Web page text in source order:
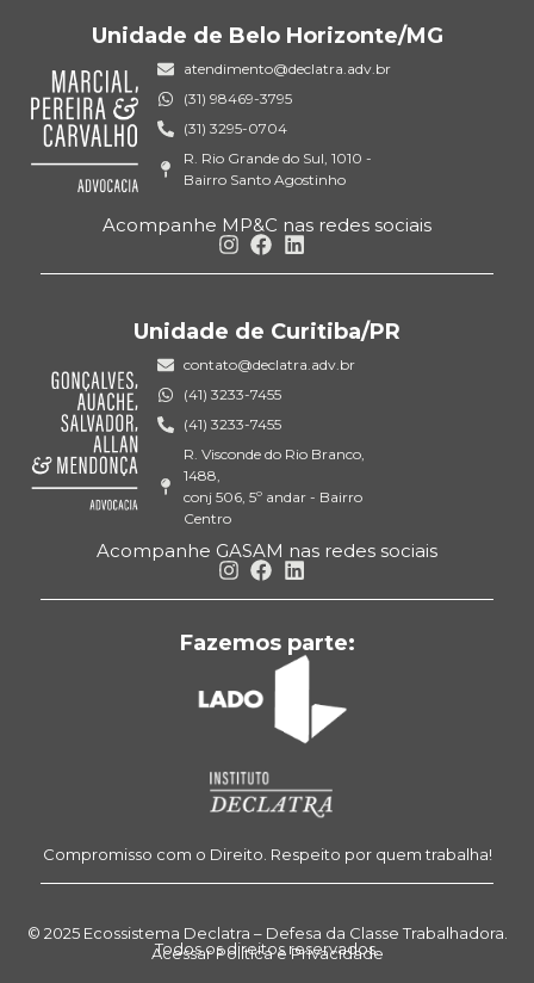
Unidade de Belo Horizonte/MG
atendimento@declatra.adv.br
(31) 98469-3795
(31) 3295-0704
R. Rio Grande do Sul, 1010 -
Bairro Santo Agostinho
Acompanhe MP&C nas redes sociais
Unidade de Curitiba/PR
contato@declatra.adv.br
(41) 3233-7455
(41) 3233-7455
R. Visconde do Rio Branco,
1488,
conj 506, 5º andar - Bairro
Centro
Acompanhe GASAM nas redes sociais
Fazemos parte:
Compromisso com o Direito. Respeito por quem trabalha!
© 2025 Ecossistema Declatra – Defesa da Classe Trabalhadora.
Todos os direitos reservados.
Acessar Política e Privacidade